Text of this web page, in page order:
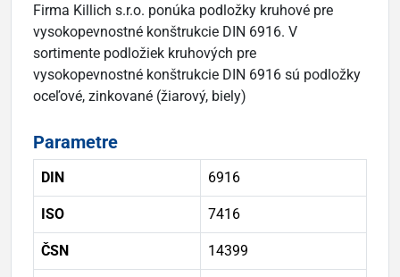
Firma Killich s.r.o. ponúka podložky kruhové pre
vysokopevnostné konštrukcie DIN 6916. V
sortimente podložiek kruhových pre
vysokopevnostné konštrukcie DIN 6916 sú podložky
oceľové, zinkované (žiarový, biely)
Parametre
DIN 6916
ISO 7416
ČSN 14399